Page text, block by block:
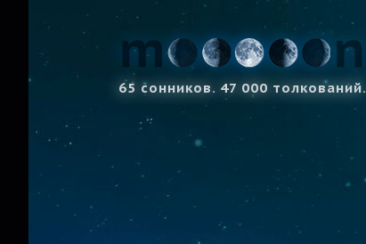
65 сонников. 47 000 толкований.